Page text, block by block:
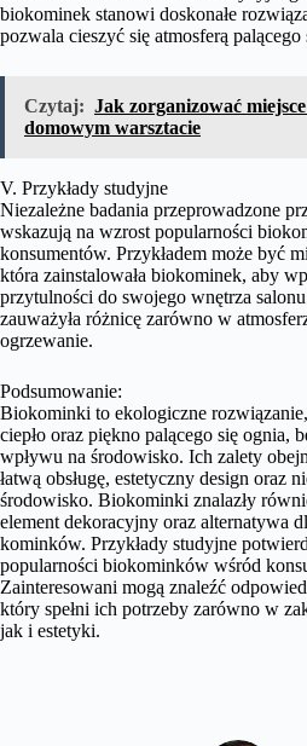
biokominek stanowi doskonałe
pozwala cieszyć się atmosferą palącego
Czytaj: Jak zorganizować
domowym warsztacie
V. Przykłady studyjne
Niezależne badania przeprowadzone
wskazują na wzrost popularności
konsumentów. Przykładem może być
która zainstalowała biokominek, aby
przytulności do swojego wnętrza
zauważyła różnicę zarówno w
ogrzewanie.
Podsumowanie:
Biokominki to ekologiczne
ciepło oraz piękno palącego się ognia,
wpływu na środowisko. Ich zalety
łatwą obsługę, estetyczny design oraz
środowisko. Biokominki znalazły
element dekoracyjny oraz alternatywa
kominków. Przykłady studyjne
popularności biokominków wśród
Zainteresowani mogą znaleźć
który spełni ich potrzeby zarówno w
jak i estetyki.